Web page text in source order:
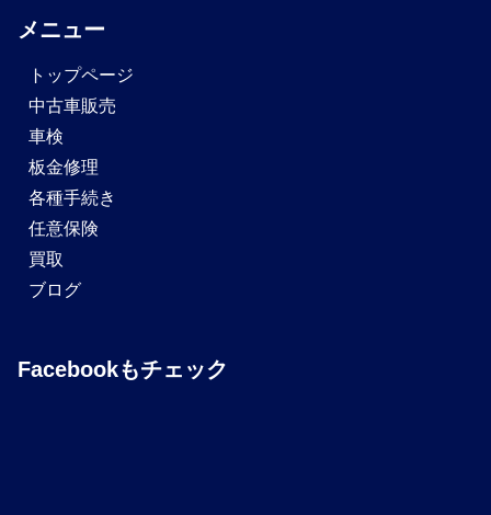
メニュー
トップページ
中古車販売
車検
板金修理
各種手続き
任意保険
買取
ブログ
Facebookもチェック